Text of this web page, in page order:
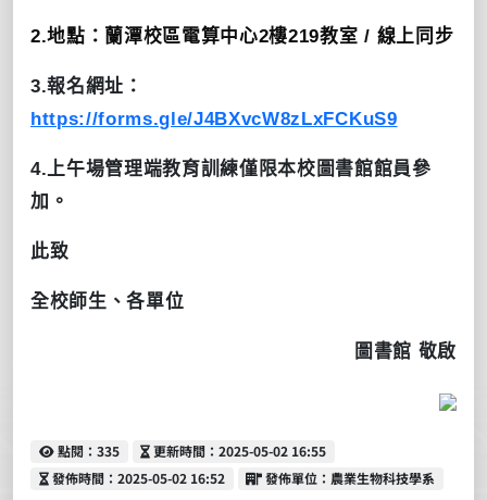
2.地點：蘭潭校區電算中心2樓219教室 / 線上同步
3.報名網址：
https://forms.gle/J4BXvcW8zLxFCKuS9
4. 上午場管理端教育訓練僅限本校圖書館館員參
加。
此致
全校師生、各單位
圖書館 敬啟
點閱
點閱：335 更新時間
更新時間：2025-05-02 16:55
發佈時間
發佈時間：2025-05-02 16:52 發佈單位
發佈單位：農業生物科技學系